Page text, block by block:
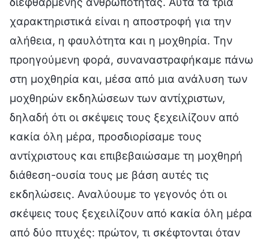
χαρακτηριστικά είναι η αποστροφή για την
αλήθεια, η φαυλότητα και η μοχθηρία. Την
προηγούμενη φορά, συναναστραφήκαμε πάνω
στη μοχθηρία και, μέσα από μια ανάλυση των
μοχθηρών εκδηλώσεων των αντίχριστων,
δηλαδή ότι οι σκέψεις τους ξεχειλίζουν από
κακία όλη μέρα, προσδιορίσαμε τους
αντίχριστους και επιβεβαιώσαμε τη μοχθηρή
διάθεση-ουσία τους με βάση αυτές τις
εκδηλώσεις. Αναλύουμε το γεγονός ότι οι
σκέψεις τους ξεχειλίζουν από κακία όλη μέρα
από δύο πτυχές: πρώτον, τι σκέφτονται όταν